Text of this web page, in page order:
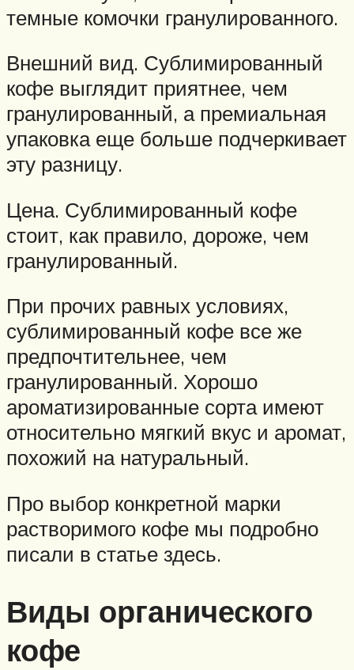
темные комочки гранулированного.
Внешний вид. Сублимированный
кофе выглядит приятнее, чем
гранулированный, а премиальная
упаковка еще больше подчеркивает
эту разницу.
Цена. Сублимированный кофе
стоит, как правило, дороже, чем
гранулированный.
При прочих равных условиях,
сублимированный кофе все же
предпочтительнее, чем
гранулированный. Хорошо
ароматизированные сорта имеют
относительно мягкий вкус и аромат,
похожий на натуральный.
Про выбор конкретной марки
растворимого кофе мы подробно
писали в статье здесь.
Виды органического
кофе